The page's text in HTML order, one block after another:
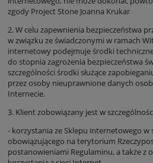
zgody Project Stone Joanna Krukar
2. W celu zapewnienia bezpieczeństwa
w związku ze świadczonymi w ramach
internetowy podejmuje środki
do stopnia zagrożenia bezpieczeństwa
szczególności środki służące
przez osoby nieuprawnione danych
Internecie.
3. Klient zobowiązany jest w
- korzystania ze Sklepu internetowego w
obowiązującego na terytorium
postanowieniami Regulaminu, a także z